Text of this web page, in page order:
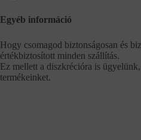
Egyéb információ
Hogy csomagod biztonságosan és
értékbiztosított minden szállítás.
Ez mellett a diszkrécióra is
termékeinket.